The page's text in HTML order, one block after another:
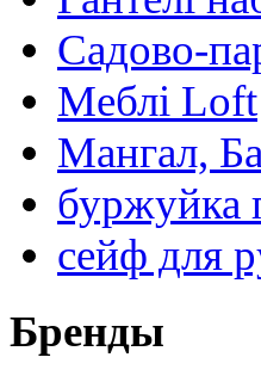
Садово-
Меблі Loft
Мангал,
буржуйка
сейф для
Бренды